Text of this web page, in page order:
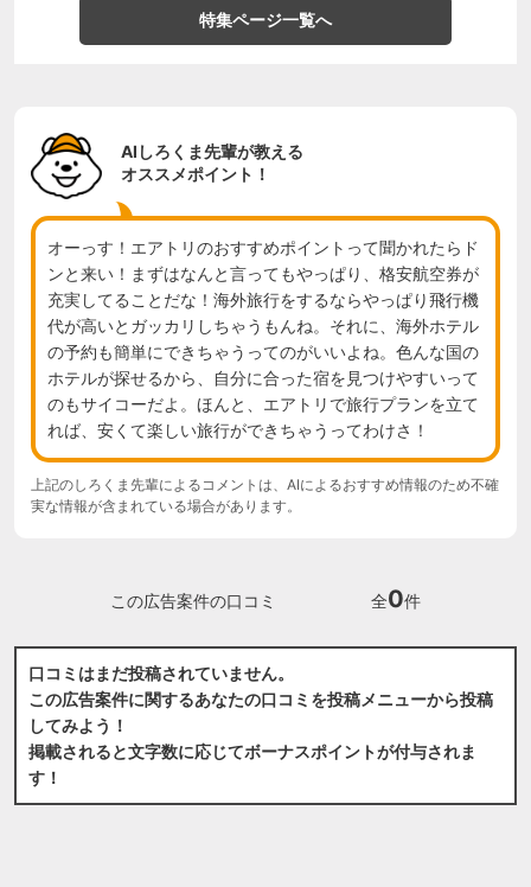
特集ページ一覧へ
AIしろくま先輩が教える
オススメポイント！
オーっす！エアトリのおすすめポイントって聞かれたらド
ンと来い！まずはなんと言ってもやっぱり、格安航空券が
充実してることだな！海外旅行をするならやっぱり飛行機
代が高いとガッカリしちゃうもんね。それに、海外ホテル
の予約も簡単にできちゃうってのがいいよね。色んな国の
ホテルが探せるから、自分に合った宿を見つけやすいって
のもサイコーだよ。ほんと、エアトリで旅行プランを立て
れば、安くて楽しい旅行ができちゃうってわけさ！
上記のしろくま先輩によるコメントは、AIによるおすすめ情報のため不確
実な情報が含まれている場合があります。
この広告案件の口コミ 全0件
口コミはまだ投稿されていません。
この広告案件に関するあなたの口コミを投稿メニューから投稿
してみよう！
掲載されると文字数に応じてボーナスポイントが付与されま
す！